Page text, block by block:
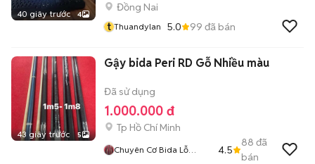
40 giây trước 4
Đồng Nai
t Thuandylan 5.0 99 đã bán
43 giây trước 5
Gậy bida Peri RD Gỗ Nhiều màu
Đã sử dụng
1.000.000 đ
Tp Hồ Chí Minh
Chuyên Cơ Bida Lỗ
4.5
88 đã
bán